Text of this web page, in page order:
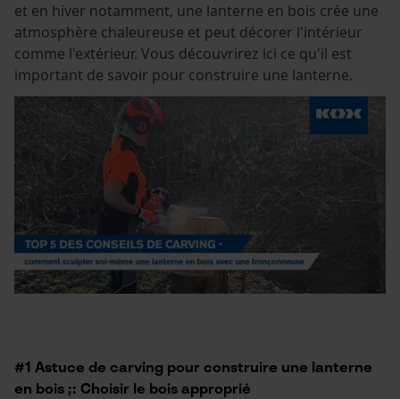
et en hiver notamment, une lanterne en bois crée une
atmosphère chaleureuse et peut décorer l'intérieur
comme l'extérieur. Vous découvrirez ici ce qu'il est
important de savoir pour construire une lanterne.
#1 Astuce de carving pour construire une lanterne
en bois ;: Choisir le bois approprié